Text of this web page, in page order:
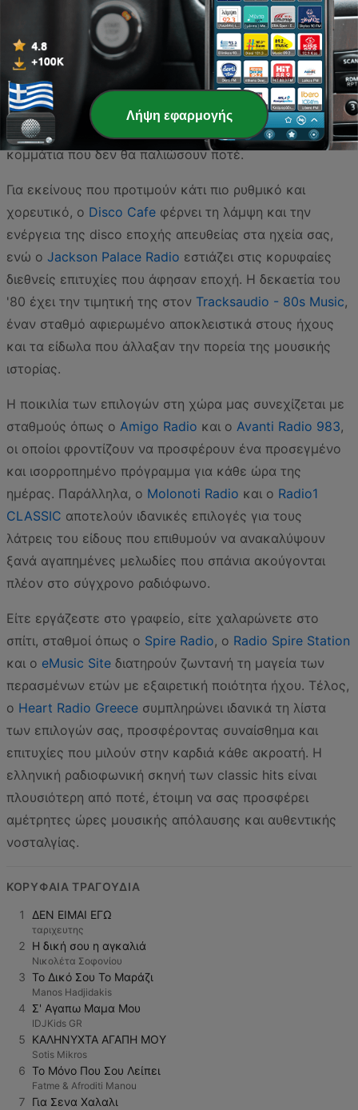
μοναδικό ταξίδι στο μουσικό παρελθόν. Αν αναζητάτε
την ηρεμία και την ποιότητα των κλασικών
ακουσμάτων που συνοδεύουν τέλεια την
καθημερινότητά σας, οeasy Classicείναι μια εξαιρετική
επιλογή, ενώ ο
Radio Goldπαραμένει μια σταθερή αξία
για όσους θέλουν να ακούσουν εκείνα τα «χρυσά»
κομμάτια που δεν θα παλιώσουν ποτέ.
Για εκείνους που προτιμούν κάτι πιο ρυθμικό και
χορευτικό, ο Disco Cafe φέρνει τη λάμψη και την
ενέργεια της disco εποχής απευθείας στα ηχεία σας,
ενώ ο Jackson Palace Radio εστιάζει στις κορυφαίες
διεθνείς επιτυχίες που άφησαν εποχή. Η δεκαετία του
'80 έχει την τιμητική της στον Tracksaudio - 80s Music,
έναν σταθμό αφιερωμένο αποκλειστικά στους ήχους
και τα είδωλα που άλλαξαν την πορεία της μουσικής
ιστορίας.
Η ποικιλία των επιλογών στη χώρα μας συνεχίζεται με
σταθμούς όπως ο Amigo Radio και ο Avanti Radio 983,
οι οποίοι φροντίζουν να προσφέρουν ένα προσεγμένο
και ισορροπημένο πρόγραμμα για κάθε ώρα της
ημέρας. Παράλληλα, ο Molonoti Radio και ο Radio1
CLASSIC αποτελούν ιδανικές επιλογές για τους
λάτρεις του είδους που επιθυμούν να ανακαλύψουν
ξανά αγαπημένες μελωδίες που σπάνια ακούγονται
πλέον στο σύγχρονο ραδιόφωνο.
Είτε εργάζεστε στο γραφείο, είτε χαλαρώνετε στο
σπίτι, σταθμοί όπως ο Spire Radio, ο Radio Spire Station
και ο eMusic Site διατηρούν ζωντανή τη μαγεία των
περασμένων ετών με εξαιρετική ποιότητα ήχου. Τέλος,
ο Heart Radio Greece συμπληρώνει ιδανικά τη λίστα
των επιλογών σας, προσφέροντας συναίσθημα και
επιτυχίες που μιλούν στην καρδιά κάθε ακροατή. Η
ελληνική ραδιοφωνική σκηνή των classic hits είναι
πλουσιότερη από ποτέ, έτοιμη να σας προσφέρει
αμέτρητες ώρες μουσικής απόλαυσης και αυθεντικής
νοσταλγίας.
ΚΟΡΥΦΑΊΑ ΤΡΑΓΟΎΔΙΑ
1 ΔΕΝ ΕΙΜΑΙ ΕΓΩ
ταριχευτης
2 Η δική σου η αγκαλιά
Νικολέτα Σοφονίου
3 Το Δικό Σου Το Μαράζι
Manos Hadjidakis
4 Σ' Αγαπω Μαμα Μου
IDJKids GR
5 ΚΑΛΗΝΥΧΤΑ ΑΓΑΠΗ ΜΟΥ
Sotis Mikros
6 Το Μόνο Που Σου Λείπει
Fatme & Afroditi Manou
7 Για Σενα Χαλαλι
Λήψη εφαρμογής